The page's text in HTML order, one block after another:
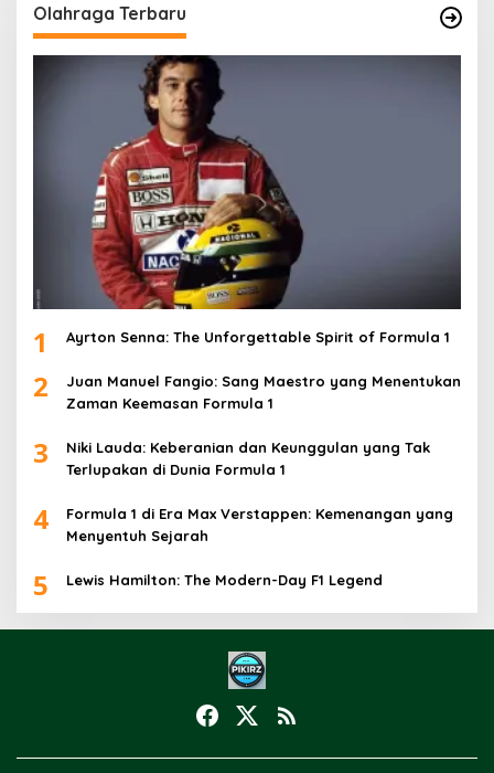
Olahraga Terbaru
1 Ayrton Senna: The Unforgettable Spirit of Formula 1
2
Juan Manuel Fangio: Sang Maestro yang Menentukan
Zaman Keemasan Formula 1
3
Niki Lauda: Keberanian dan Keunggulan yang Tak
Terlupakan di Dunia Formula 1
4
Formula 1 di Era Max Verstappen: Kemenangan yang
Menyentuh Sejarah
5 Lewis Hamilton: The Modern-Day F1 Legend